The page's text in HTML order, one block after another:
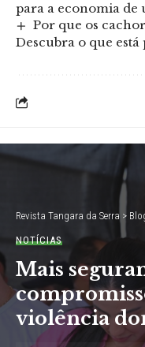
para a economia de
Por que os
Descubra o que
Revista Tangara da Serra >
NOTÍCIAS
Mais
violência